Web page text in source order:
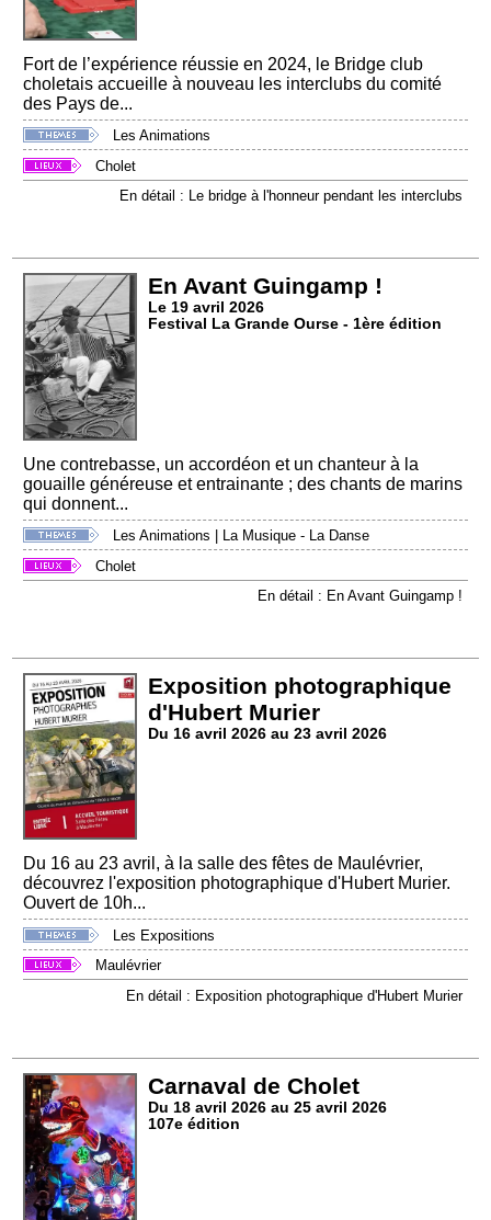
Fort de l’expérience réussie en 2024, le Bridge club
choletais accueille à nouveau les interclubs du comité
des Pays de...
Les Animations
Cholet
En détail : Le bridge à l'honneur pendant les interclubs
En Avant Guingamp !
Le 19 avril 2026
Festival La Grande Ourse - 1ère édition
Une contrebasse, un accordéon et un chanteur à la
gouaille généreuse et entrainante ; des chants de marins
qui donnent...
Les Animations
La Musique - La Danse
Cholet
En détail : En Avant Guingamp !
Exposition photographique
d'Hubert Murier
Du 16 avril 2026 au 23 avril 2026
Du 16 au 23 avril, à la salle des fêtes de Maulévrier,
découvrez l'exposition photographique d'Hubert Murier.
Ouvert de 10h...
Les Expositions
Maulévrier
En détail : Exposition photographique d'Hubert Murier
Carnaval de Cholet
Du 18 avril 2026 au 25 avril 2026
107e édition